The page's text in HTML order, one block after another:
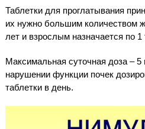
Таблетки для проглатывания
их нужно большим количеством
лет и взрослым назначается по 1
Максимальная суточная доза – 5
нарушении функции почек
таблетки в день.